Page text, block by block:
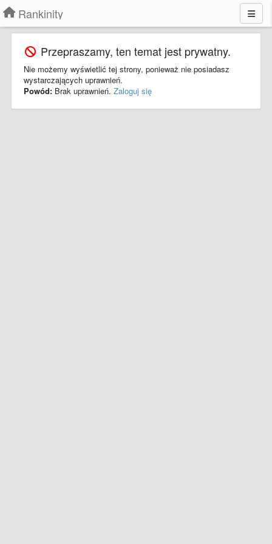
Rankinity
Przepraszamy, ten temat jest prywatny.
Nie możemy wyświetlić tej strony, ponieważ nie posiadasz
wystarczających uprawnień.
Powód: Brak uprawnień. Zaloguj się